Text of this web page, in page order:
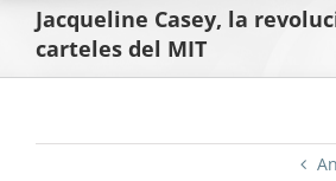
Jacqueline Casey, la
carteles del MIT